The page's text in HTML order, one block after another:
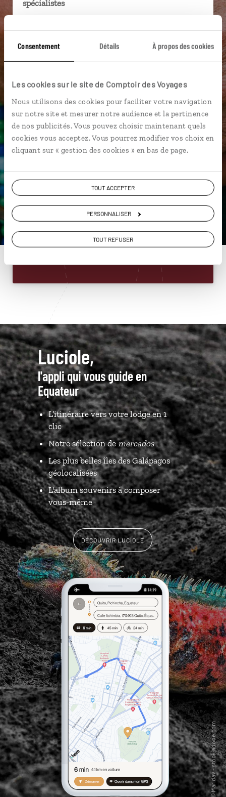
Consentement Détails À propos des cookies
Les cookies sur le site de Comptoir des Voyages
Nous utilisons des cookies pour faciliter votre navigation
sur notre site et mesurer notre audience et la pertinence
de nos publicités. Vous pouvez choisir maintenant quels
cookies vous acceptez. Vous pourrez modifier vos choix en
cliquant sur « gestion des cookies » en bas de page.
TOUT ACCEPTER
PERSONNALISER
TOUT REFUSER
spécialistes
téléphone.
Vous gardez le même interlocuteur avant,
pendant et après votre voyage.
ou
Equateur
01 86 95 65 16
Luciole,
l'appli qui vous guide en
Equateur
L’itinéraire vers votre lodge en 1
clic
Notre sélection demercados
Les plus belles îles des Galápagos
géolocalisées
L'album souvenirs à composer
vous-même
DÉCOUVRIR LUCIOLE